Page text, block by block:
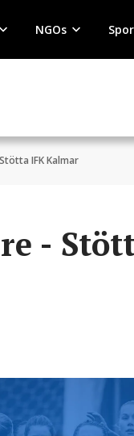
NGOs
IFK Kalmar
-